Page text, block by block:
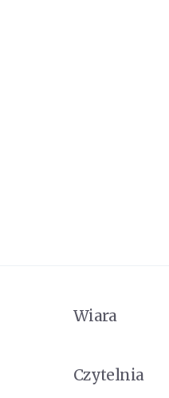
Wiara
Czytelnia